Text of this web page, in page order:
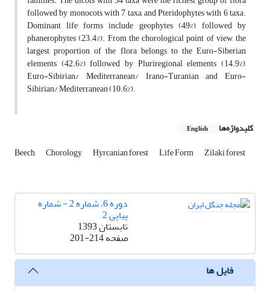
followed by monocots with 7 taxa, and Pteridophytes with 6 taxa.
Dominant life forms include geophytes (49%), followed by
phanerophytes (23.4%). From the chorological point of view, the
largest proportion of the flora belongs to the Euro-Siberian
elements (42.6%) followed by Pluriregional elements (14.9%),
Euro-Sibirian/ Mediterranean/ Irano-Turanian and Euro-
Sibirian/ Mediterranean (10.6%).
کلیدواژه‌ها English
Beech Chorology Hyrcanian forest Life Form Zilaki forest
دوره 6، شماره 2 - شماره
پیاپی 2
تابستان 1393
صفحه201-214
فایل ها